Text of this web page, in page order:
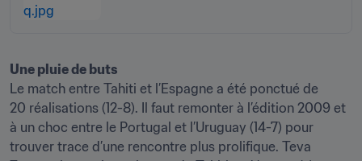
Une pluie de buts
Le match entre Tahiti et l’Espagne a été ponctué de
20 réalisations (12-8). Il faut remonter à l’édition 2009 et
à un choc entre le Portugal et l’Uruguay (14-7) pour
trouver trace d’une rencontre plus prolifique. Teva